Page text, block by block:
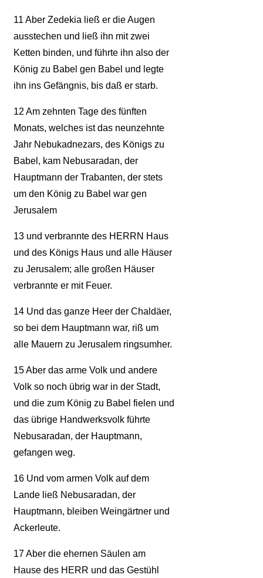
11 Aber Zedekia ließ er die Augen
ausstechen und ließ ihn mit zwei
Ketten binden, und führte ihn also der
König zu Babel gen Babel und legte
ihn ins Gefängnis, bis daß er starb.
12 Am zehnten Tage des fünften
Monats, welches ist das neunzehnte
Jahr Nebukadnezars, des Königs zu
Babel, kam Nebusaradan, der
Hauptmann der Trabanten, der stets
um den König zu Babel war gen
Jerusalem
13und verbrannte des HERRN Haus
und des Königs Haus und alle Häuser
zu Jerusalem; alle großen Häuser
verbrannte er mit Feuer.
14Und das ganze Heer der Chaldäer,
so bei dem Hauptmann war, riß um
alle Mauern zu Jerusalem ringsumher.
15Aber das arme Volk und andere
Volk so noch übrig war in der Stadt,
und die zum König zu Babel fielen und
das übrige Handwerksvolk führte
Nebusaradan, der Hauptmann,
gefangen weg.
16Und vom armen Volk auf dem
Lande ließ Nebusaradan, der
Hauptmann, bleiben Weingärtner und
Ackerleute.
17Aber die ehernen Säulen am
Hause des HERR und das Gestühl